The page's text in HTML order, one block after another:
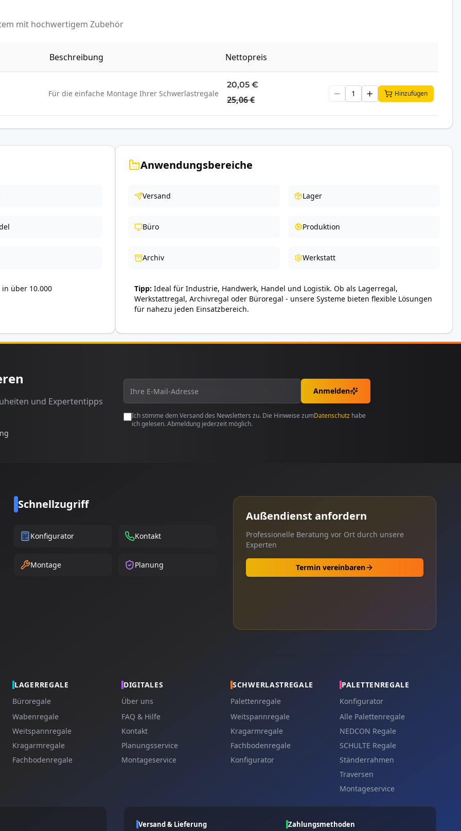
mit hochwertigem Zubehör
Beschreibung Nettopreis
Für die einfache Montage Ihrer Schwerlastregale
20,05 €
25,06 €
Hinzufügen
über 10.000
Anwendungsbereiche
Versand Lager
Büro Produktion
Archiv Werkstatt
Tipp Ideal für Industrie, Handwerk, Handel und Logistik. Ob als Lagerregal,
Werkstattregal, Archivregal oder Büroregal - unsere Systeme bieten flexible Lösungen
für nahezu jeden Einsatzbereich.
und Expertentipps
Anmelden
Ich stimme dem Versand des Newsletters zu. Die Hinweise zumDatenschutz habe
ich gelesen. Abmeldung jederzeit möglich.
Schnellzugriff
Konfigurator Kontakt
Montage Planung
Außendienst anfordern
Professionelle Beratung vor Ort durch unsere
Experten
Termin vereinbaren
LAGERREGALE
Büroregale
Wabenregale
Weitspannregale
Kragarmregale
Fachbodenregale
DIGITALES
Über uns
FAQ & Hilfe
Kontakt
Planungsservice
Montageservice
SCHWERLASTREGALE
Palettenregale
Weitspannregale
Kragarmregale
Fachbodenregale
Konfigurator
PALETTENREGALE
Konfigurator
Alle Palettenregale
NEDCON Regale
SCHULTE Regale
Ständerrahmen
Traversen
Montageservice
Versand & Lieferung Zahlungsmethoden